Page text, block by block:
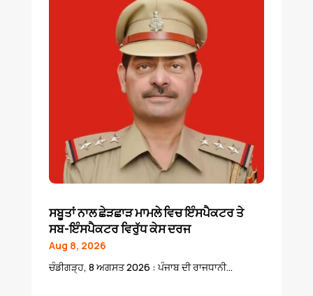
ਸਬੂਤਾਂ ਨਾਲ ਛੇੜਛਾੜ ਮਾਮਲੇ ਵਿਚ ਇੰਸਪੈਕਟਰ ਤੇ
ਸਬ-ਇੰਸਪੈਕਟਰ ਵਿਰੁੱਧ ਕੇਸ ਦਰਜ
Aug 8, 2026
ਚੰਡੀਗੜ੍ਹ, 8 ਅਗਸਤ 2026 : ਪੰਜਾਬ ਦੀ ਰਾਜਧਾਨੀ...